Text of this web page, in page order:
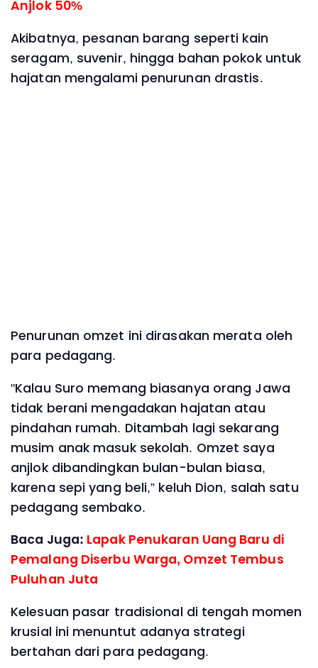
Anjlok 50%
Akibatnya, pesanan barang seperti kain
seragam, suvenir, hingga bahan pokok untuk
hajatan mengalami penurunan drastis.
Penurunan omzet ini dirasakan merata oleh
para pedagang.
"Kalau Suro memang biasanya orang Jawa
tidak berani mengadakan hajatan atau
pindahan rumah. Ditambah lagi sekarang
musim anak masuk sekolah. Omzet saya
anjlok dibandingkan bulan-bulan biasa,
karena sepi yang beli,” keluh Dion, salah satu
pedagang sembako.
Baca Juga: Lapak Penukaran Uang Baru di
Pemalang Diserbu Warga, Omzet Tembus
Puluhan Juta
Kelesuan pasar tradisional di tengah momen
krusial ini menuntut adanya strategi
bertahan dari para pedagang.